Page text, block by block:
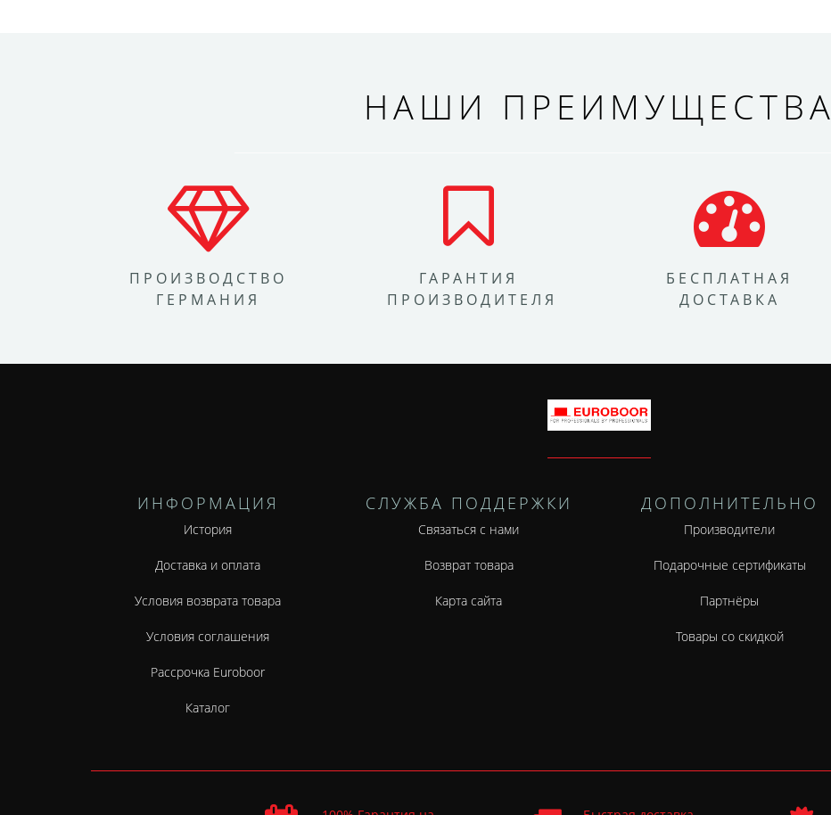
НАШИ ПРЕИМУЩЕСТВА
ПРОИЗВОДСТВО
ГЕРМАНИЯ
ГАРАНТИЯ
ПРОИЗВОДИТЕЛЯ
БЕСПЛАТНАЯ
ДОСТАВКА
ИНФОРМАЦИЯ
История
Доставка и оплата
Условия возврата товара
Условия соглашения
Рассрочка Euroboor
Каталог
СЛУЖБА ПОДДЕРЖКИ
Связаться с нами
Возврат товара
Карта сайта
ДОПОЛНИТЕЛЬНО
Производители
Подарочные сертификаты
Партнёры
Товары со скидкой